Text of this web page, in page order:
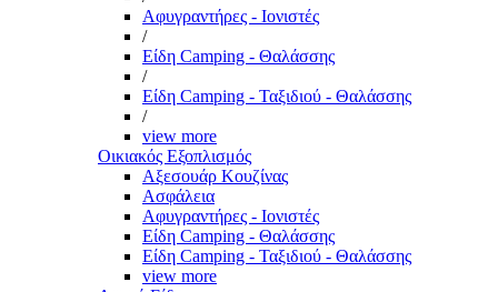
Αφυγραντήρες - Ιονιστές
/
Είδη Camping - Θαλάσσης
/
Είδη Camping - Ταξιδιού - Θαλάσσης
/
view more
Οικιακός Εξοπλισμός
Αξεσουάρ Κουζίνας
Ασφάλεια
Αφυγραντήρες - Ιονιστές
Είδη Camping - Θαλάσσης
Είδη Camping - Ταξιδιού - Θαλάσσης
view more